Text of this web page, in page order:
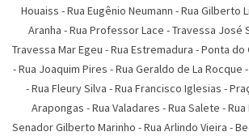
Houaiss -Rua Eugênio Neumann -Rua Gilberto
Aranha -Rua Professor Lace -Travessa José
Travessa Mar Egeu -Rua Estremadura -Ponta do
-Rua Joaquim Pires -Rua Geraldo de La Rocque -
-Rua Fleury Silva -Rua Francisco Iglesias -
Arapongas -Rua Valadares -Rua Salete -
Senador Gilberto Marinho -Rua Arlindo Vieira -